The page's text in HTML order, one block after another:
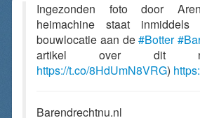
Ingezonden foto door
heimachine staat
bouwlocatie aan de#Botter
artikel over dit
https://t.co/8HdUmN8VRG)
Barendrechtnu.nl